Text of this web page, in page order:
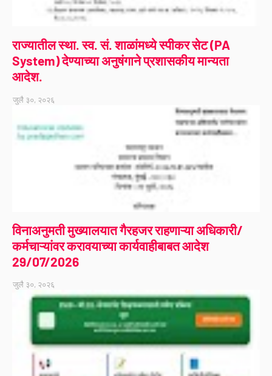
राज्यातील स्था. स्व. सं. शाळांमध्ये स्पीकर सेट (PA
System) देण्याच्या अनुषंगाने प्रशासकीय मान्यता
आदेश.
जुलै ३०, २०२६
विनाअनुमती मुख्यालयात गैरहजर राहणाऱ्या अधिकारी/
कर्मचाऱ्यांवर करावयाच्या कार्यवाहीबाबत आदेश
29/07/2026
जुलै ३०, २०२६